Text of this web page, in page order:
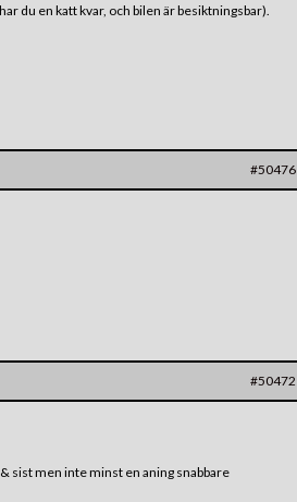
du en katt kvar, och bilen är besiktningsbar).
#50476
#50472
sist men inte minst en aning snabbare